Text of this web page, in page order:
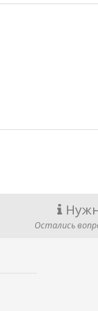
Остались